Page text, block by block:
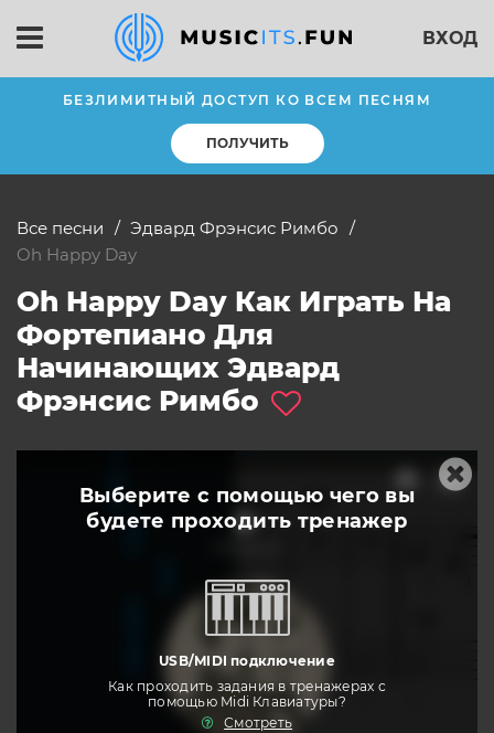
ВХОД
БЕЗЛИМИТНЫЙ ДОСТУП КО ВСЕМ ПЕСНЯМ
ПОЛУЧИТЬ
Все песни
Эдвард Фрэнсис Римбо
Oh Happy Day
Oh Happy Day Как Играть На
Фортепиано Для
Начинающих Эдвард
Фрэнсис Римбо
Выберите с помощью чего вы
будете проходить тренажер
USB/MIDI подключение
Как проходить задания в тренажерах с
помощью Midi Клавиатуры?
Смотреть